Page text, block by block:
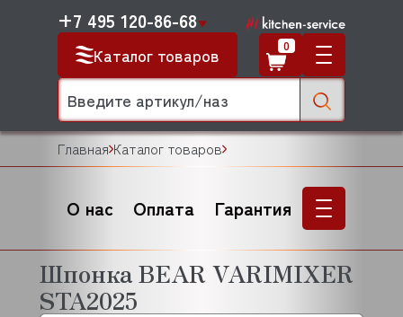
Каталог товаров
+7 495 120-86-68
0
Главная Каталог товаров
О нас Оплата Гарантия
Шпонка BEAR VARIMIXER
STA2025